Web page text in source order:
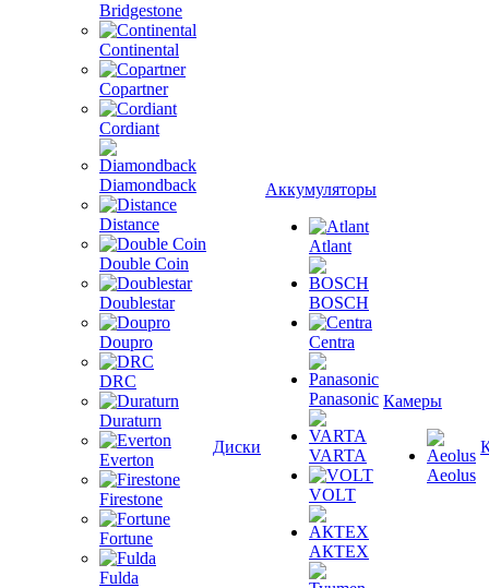
Bridgestone
Continental
Copartner
Cordiant
Diamondback
Distance
Double Coin
Doublestar
Doupro
DRC
Duraturn
Everton
Firestone
Fortune
Fulda
Диски
Аккумуляторы
Atlant
BOSCH
Centra
Panasonic
VARTA
VOLT
АКТЕХ
Камеры
Aeolus